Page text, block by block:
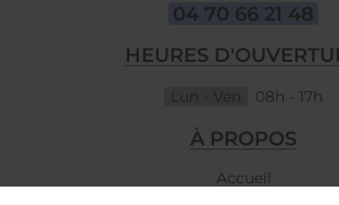
04 70 66 21 48
HEURES
Lun - Ven 08h - 17h
À PROPOS
Accueil